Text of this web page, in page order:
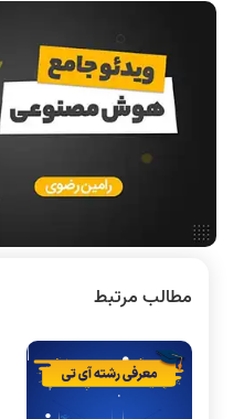
ادامه تحصیل در رشته کامپیوتر
آمادگی برای کنکور
دانشگاه ها
اخبار آزمون ها
دروس مهندسی کامپیوتر
پایتون
مطالب مرتبط